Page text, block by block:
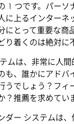
1 つです。パーソ
に上るインターネ
にとって重要な商
り着くのは絶対に
ムは、非常に人
も、誰かにアドバ
うでしょう？フィ
？推薦を求めてい
ダー システムは